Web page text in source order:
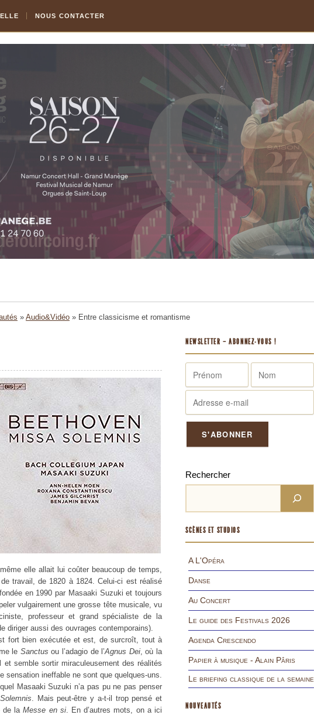
NOUS CONTACTER
» Audio&Vidéo » Entre classicisme et romantisme
elle allait lui coûter beaucoup de temps,
travail, de 1820 à 1824. Celui-ci est réalisé
en 1990 par Masaaki Suzuki et toujours
vulgairement une grosse tête musicale, vu
professeur et grand spécialiste de la
diriger aussi des ouvrages contemporains).
fort bien exécutée et est, de surcroît, tout à
le Sanctus ou l’adagio de l’Agnus Dei, où la
et semble sortir miraculeusement des réalités
sensation ineffable ne sont que quelques-uns.
Masaaki Suzuki n’a pas pu ne pas penser
. Mais peut-être y a-t-il trop pensé et
de laMesse en si. En d’autres mots, on a ici
NEWSLETTER – ABONNEZ-VOUS !
Rechercher
SCÈNES ET STUDIOS
A L'Opéra
Danse
Au Concert
Le guide des Festivals 2026
Agenda Crescendo
Papier à musique - Alain Pâris
Le briefing classique de la semaine
NOUVEAUTÉS